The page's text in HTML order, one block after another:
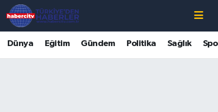
Dünya Eğitim Gündem Politika Sağlık